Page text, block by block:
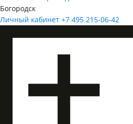
Богородск
Личный кабинет +7 495 215-06-42